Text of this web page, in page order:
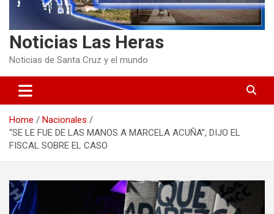
Noticias Las Heras
Noticias de Santa Cruz y el mundo
Home
Nacionales
“SE LE FUE DE LAS MANOS A MARCELA ACUÑA”, DIJO EL
FISCAL SOBRE EL CASO